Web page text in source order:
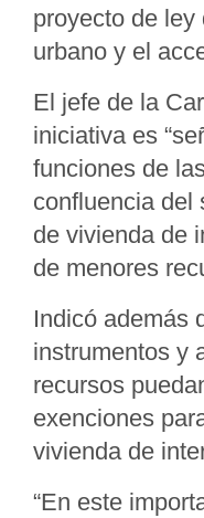
proyecto de
urbano y el
El jefe de la
iniciativa es
funciones de
confluencia del
de vivienda de
de menores
Indicó además
instrumentos y
recursos
exenciones
vivienda de
“En este